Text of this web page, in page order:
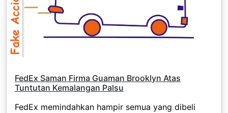
FedEx Saman Firma Guaman Brooklyn Atas
Tuntutan Kemalangan Palsu
FedEx memindahkan hampir semua yang dibeli